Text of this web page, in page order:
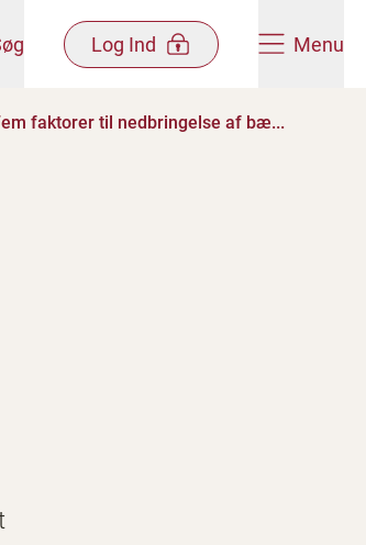
Log Ind Menu
faktorer til nedbringelse af bæ...